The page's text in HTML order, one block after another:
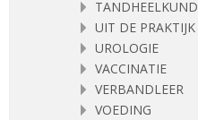
UIT DE PRAKTIJK
UROLOGIE
VACCINATIE
VERBANDLEER
VOEDING